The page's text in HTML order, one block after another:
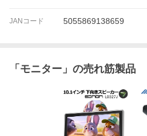
JANコード 5055869138659
「 モニター 」の売れ筋製品